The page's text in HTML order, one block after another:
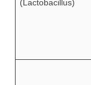
(Lactobacillus)